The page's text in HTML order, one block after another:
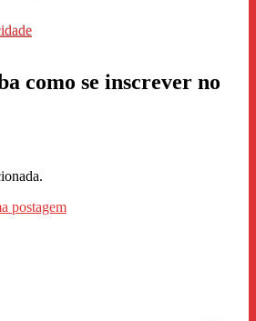
como se inscrever no
postagem